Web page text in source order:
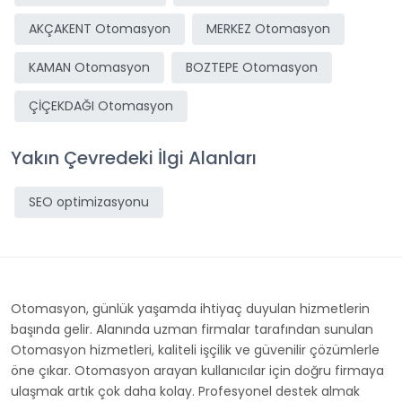
AKÇAKENT Otomasyon MERKEZ Otomasyon
KAMAN Otomasyon BOZTEPE Otomasyon
ÇİÇEKDAĞI Otomasyon
Yakın Çevredeki İlgi Alanları
SEO optimizasyonu
Otomasyon, günlük yaşamda ihtiyaç duyulan hizmetlerin
başında gelir. Alanında uzman firmalar tarafından sunulan
Otomasyon hizmetleri, kaliteli işçilik ve güvenilir çözümlerle
öne çıkar. Otomasyon arayan kullanıcılar için doğru firmaya
ulaşmak artık çok daha kolay. Profesyonel destek almak